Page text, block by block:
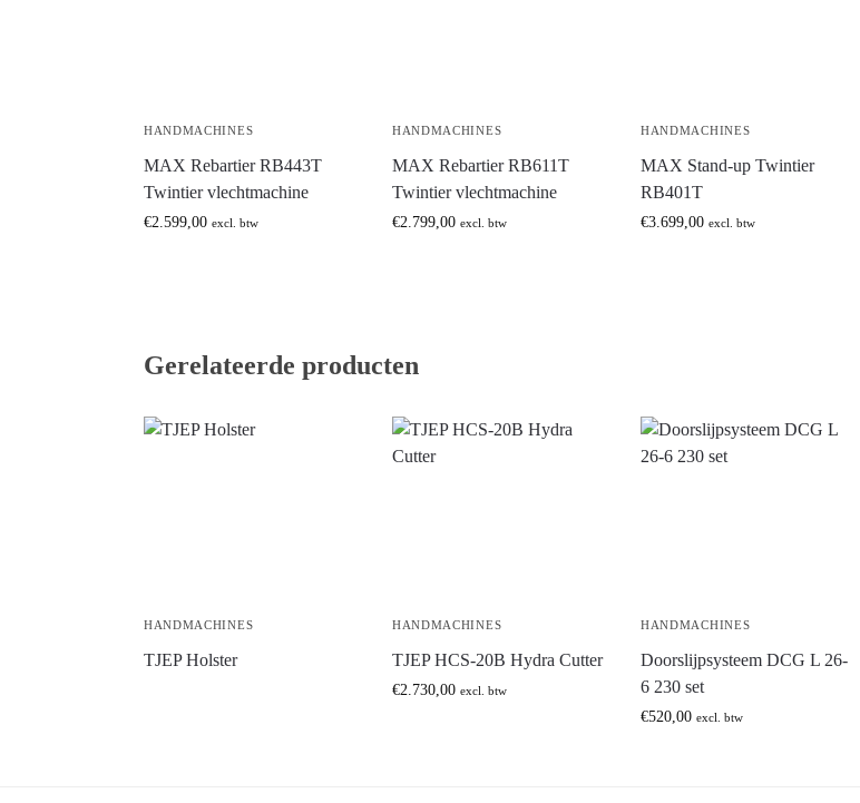
HANDMACHINES
MAX Rebartier RB443T
Twintier vlechtmachine
€2.599,00 excl. btw
HANDMACHINES
MAX Rebartier RB611T
Twintier vlechtmachine
€2.799,00 excl. btw
HANDMACHINES
MAX Stand-up Twintier
RB401T
€3.699,00 excl. btw
Gerelateerde producten
HANDMACHINES
TJEP Holster
HANDMACHINES
TJEP HCS-20B Hydra Cutter
€2.730,00 excl. btw
HANDMACHINES
Doorslijpsysteem DCG L 26-
6 230 set
€520,00 excl. btw